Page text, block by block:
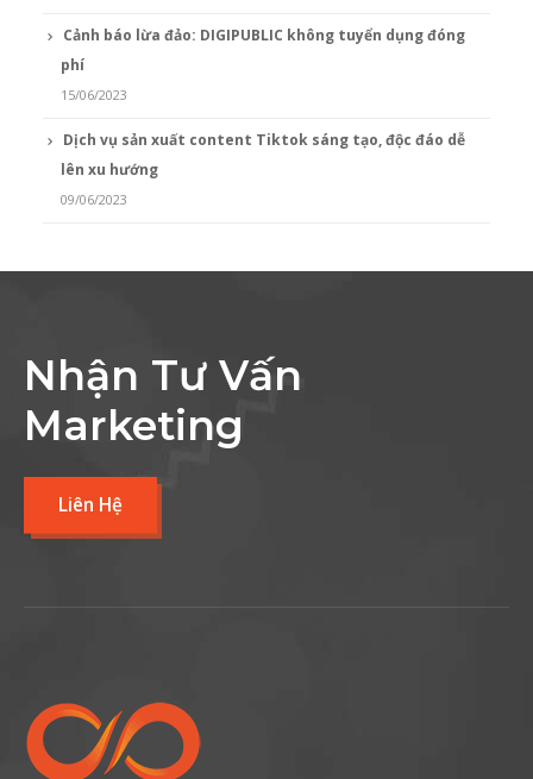
Cảnh báo lừa đảo: DIGIPUBLIC không tuyển dụng đóng
phí
15/06/2023
Dịch vụ sản xuất content Tiktok sáng tạo, độc đáo dễ
lên xu hướng
09/06/2023
Nhận Tư Vấn
Marketing
Liên Hệ